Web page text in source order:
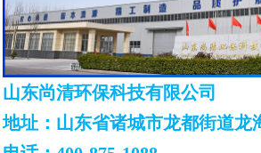
山东尚清环保科技有限公司
地址：山东省诸城市龙都街道龙